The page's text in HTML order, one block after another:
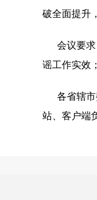
破全面提升
会议要求
谣工作实效
各省辖市
站、客户端